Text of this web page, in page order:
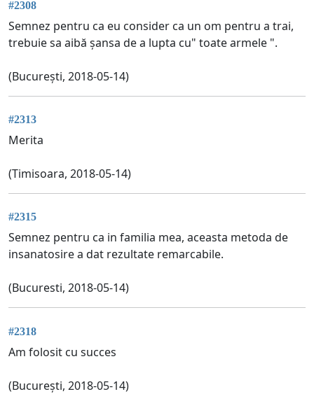
#2308
Semnez pentru ca eu consider ca un om pentru a trai,
trebuie sa aibă șansa de a lupta cu" toate armele ".
(București, 2018-05-14)
#2313
Merita
(Timisoara, 2018-05-14)
#2315
Semnez pentru ca in familia mea, aceasta metoda de
insanatosire a dat rezultate remarcabile.
(Bucuresti, 2018-05-14)
#2318
Am folosit cu succes
(București, 2018-05-14)